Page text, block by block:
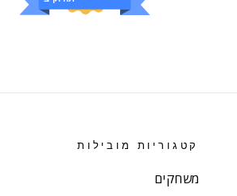
קטגוריות מובילות
משחקים